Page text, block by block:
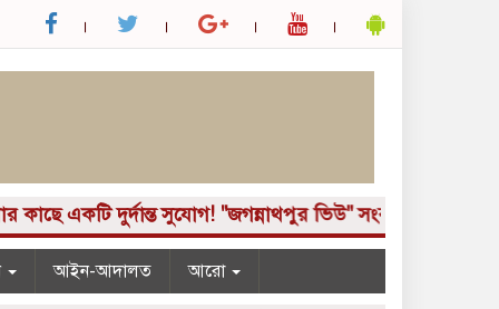
একটি দুর্দান্ত সুযোগ! "জগন্নাথপুর ভিউ" সংবাদপত্রে জরুরী
আইন-আদালত আরো